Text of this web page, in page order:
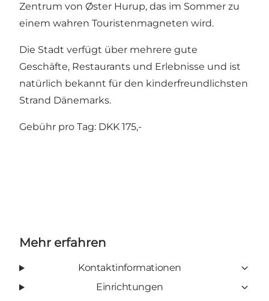
Zentrum von Øster Hurup, das im Sommer zu
einem wahren Touristenmagneten wird.
Die Stadt verfügt über mehrere gute
Geschäfte, Restaurants und Erlebnisse und ist
natürlich bekannt für den kinderfreundlichsten
Strand Dänemarks.
Gebühr pro Tag: DKK 175,-
Mehr erfahren
Kontaktinformationen
Einrichtungen